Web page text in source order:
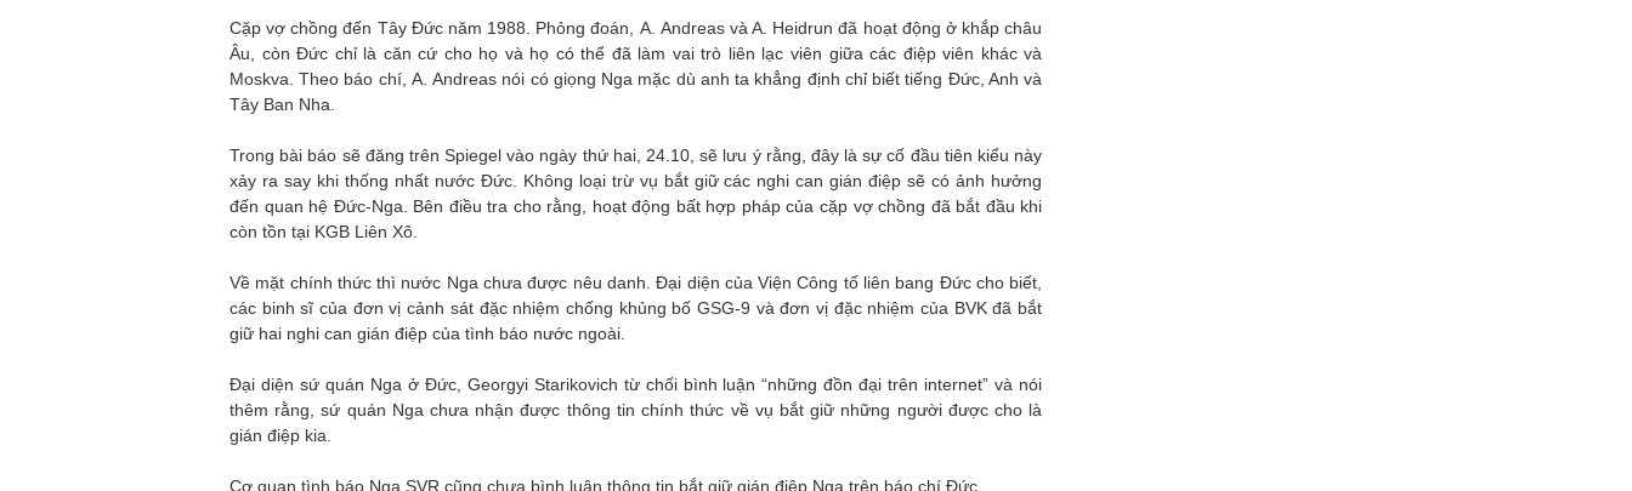
Cặp vợ chồng đến Tây Đức năm 1988. Phỏng đoán, А. Andreas và A. Heidrun đã hoạt động ở khắp châu
Âu, còn Đức chỉ là căn cứ cho họ và họ có thể đã làm vai trò liên lạc viên giữa các điệp viên khác và
Moskva. Theo báo chí, А. Andreas nói có giọng Nga mặc dù anh ta khẳng định chỉ biết tiếng Đức, Anh và
Tây Ban Nha.
Trong bài báo sẽ đăng trên Spiegel vào ngày thứ hai, 24.10, sẽ lưu ý rằng, đây là sự cố đầu tiên kiểu này
xảy ra say khi thống nhất nước Đức. Không loại trừ vụ bắt giữ các nghi can gián điệp sẽ có ảnh hưởng
đến quan hệ Đức-Nga. Bên điều tra cho rằng, hoạt động bất hợp pháp của cặp vợ chồng đã bắt đầu khi
còn tồn tại KGB Liên Xô.
Về mặt chính thức thì nước Nga chưa được nêu danh. Đại diện của Viện Công tố liên bang Đức cho biết,
các binh sĩ của đơn vị cảnh sát đặc nhiệm chống khủng bố GSG-9 và đơn vị đặc nhiệm của BVK đã bắt
giữ hai nghi can gián điệp của tình báo nước ngoài.
Đại diện sứ quán Nga ở Đức, Georgyi Starikovich từ chối bình luận “những đồn đại trên internet” và nói
thêm rằng, sứ quán Nga chưa nhận được thông tin chính thức về vụ bắt giữ những người được cho là
gián điệp kia.
Cơ quan tình báo Nga SVR cũng chưa bình luận thông tin bắt giữ gián điệp Nga trên báo chí Đức.